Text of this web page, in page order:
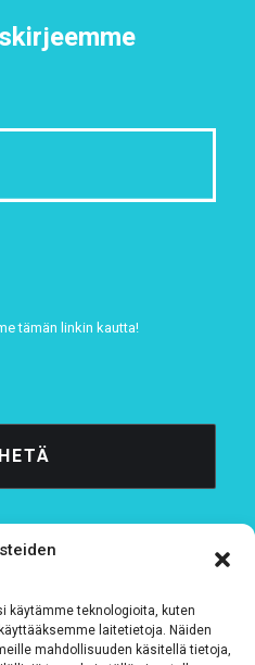
käytämme teknologioita, kuten
laitetietoja. Näiden
mahdollisuuden käsitellä tietoja,
tämän linkin kautta!